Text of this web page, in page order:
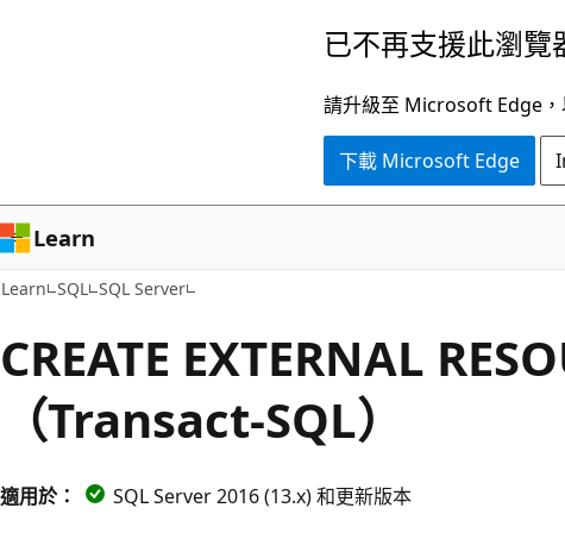
容
已不再支援此瀏覽
請升級至 Microsoft Edge，
下載 Microsoft Edge
Learn
Learn SQL SQL Server
CREATE EXTERNAL
（Transact-SQL）
適用於： SQL Server 2016 (13.x) 和更新版本